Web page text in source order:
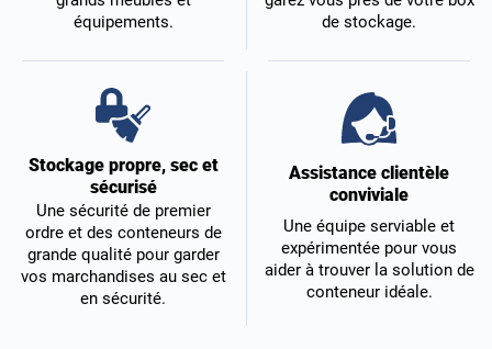
équipements.
de stockage.
Stockage propre, sec et
sécurisé
Une sécurité de premier
ordre et des conteneurs de
grande qualité pour garder
vos marchandises au sec et
en sécurité.
Assistance clientèle
conviviale
Une équipe serviable et
expérimentée pour vous
aider à trouver la solution de
conteneur idéale.